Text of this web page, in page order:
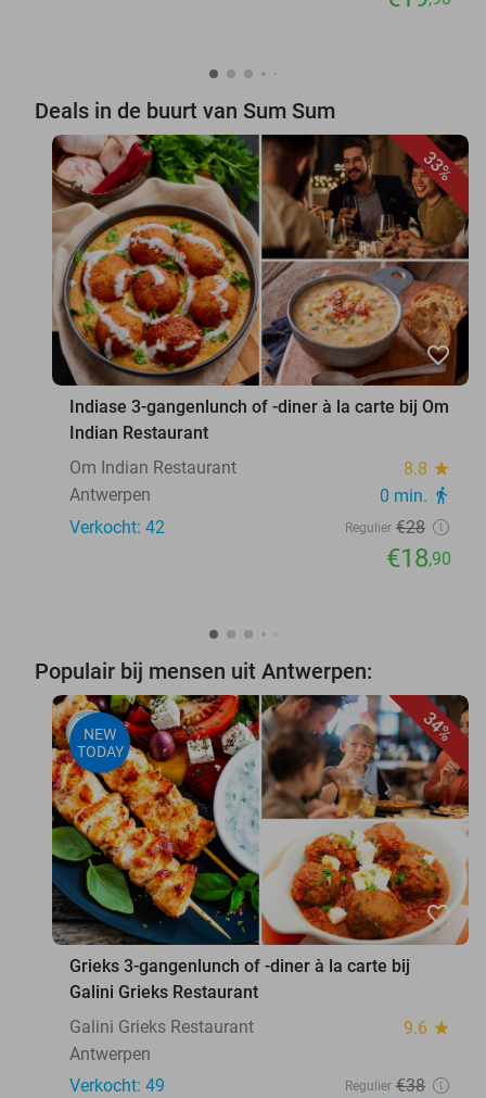
Deals in de buurt van Sum Sum
33%
favorite_border
Indiase 3-gangenlunch of -diner à la carte bij Om
Indian Restaurant
Om Indian Restaurant
8.8 star
Antwerpen 0 min. directions_walk
Verkocht: 42 Regulier €28
€18,90
Populair bij mensen uit Antwerpen:
34%
NEW
TODAY
favorite_border
Grieks 3-gangenlunch of -diner à la carte bij
Galini Grieks Restaurant
Galini Grieks Restaurant
9.6 star
Antwerpen
Verkocht: 49
Regulier €38